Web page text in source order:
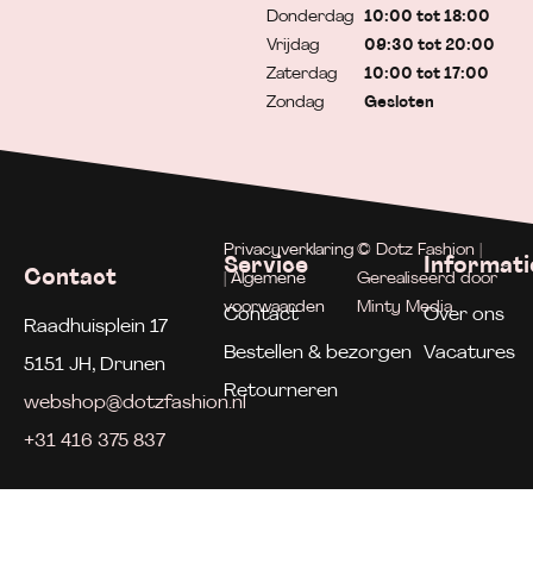
Donderdag
Vrijdag
Zaterdag
Zondag
10:00 tot 18:00
09:30 tot 20:00
10:00 tot 17:00
Gesloten
Contact
Raadhuisplein 17
5151 JH, Drunen
webshop@dotzfashion.nl
+31 416 375 837
Service
Contact
Bestellen & bezorgen
Retourneren
Over ons
Vacatures
Privacyverklaring
| Algemene
voorwaarden
© Dotz Fashion |
Gerealiseerd door
Minty Media